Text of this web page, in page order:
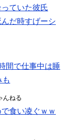
ていた彼氏
だ時すげーシ
間で仕事中は睡
んねる
食い凌ぐｗｗ